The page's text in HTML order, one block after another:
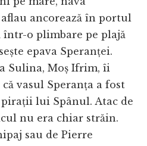
aflau ancorează în portul
într-o plimbare pe plajă
epava Speranței.
Sulina, Moș Ifrim, îi
vasul Speranța a fost
pirații lui Spânul. Atac de
nu era chiar străin.
sau de Pierre